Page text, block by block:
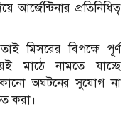
আর্জেন্টিনার প্রতিনিধিত্ব
মিসরের বিপক্ষে পূর্ণ
মাঠে নামতে যাচ্ছে
অঘটনের সুযোগ না
করা।